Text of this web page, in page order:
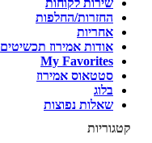
שירות לקוחות
החזרות/החלפות
אחריות
אודות אמירוז תכשיטים
My Favorites
סטטאוס אמירוז
בלוג
שאלות נפוצות
קטגוריות